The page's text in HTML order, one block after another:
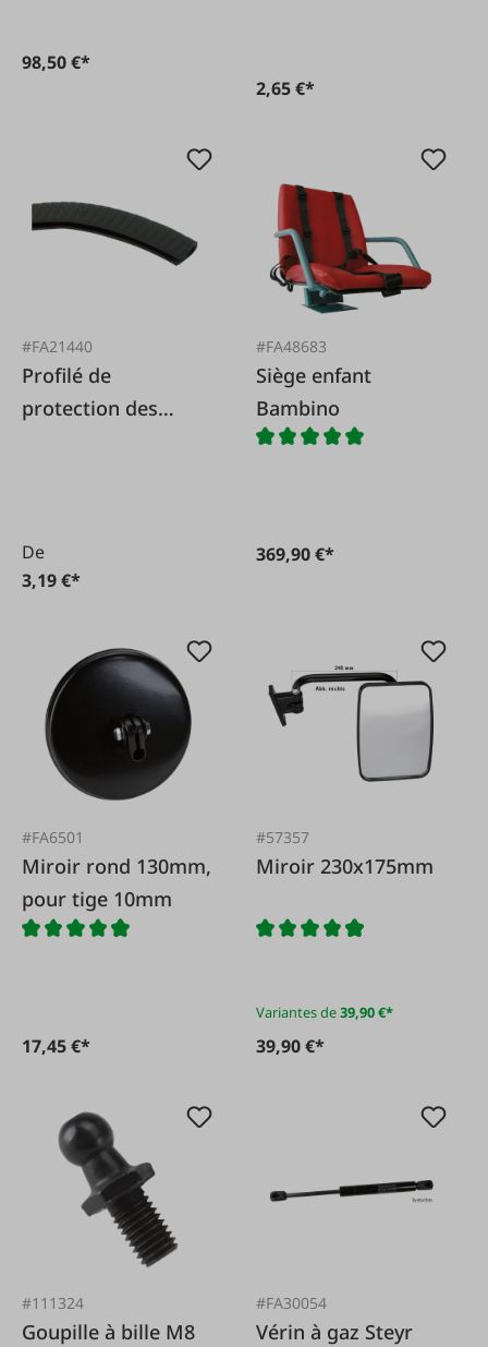
98,50 €*
2,65 €*
#FA21440
Profilé de
protection des
De
3,19 €*
#FA48683
Siège enfant
Bambino
369,90 €*
#FA6501
Miroir rond 130mm,
pour tige 10mm
17,45 €*
#57357
Miroir 230x175mm
Variantes de39,90 €*
39,90 €*
#111324
Goupille à bille M8
#FA30054
Vérin à gaz Steyr